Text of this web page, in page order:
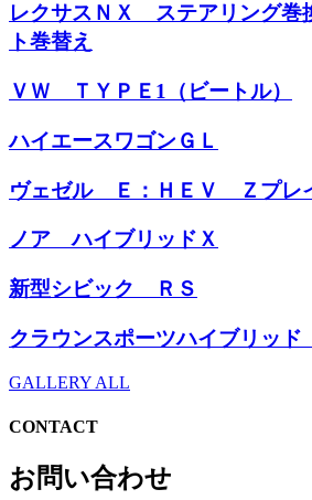
レクサスＮＸ ステアリング巻
ト巻替え
ＶＷ ＴＹＰＥ1（ビートル）
ハイエースワゴンＧＬ
ヴェゼル Ｅ：ＨＥＶ Ｚプレ
ノア ハイブリッドＸ
新型シビック ＲＳ
クラウンスポーツハイブリッ
GALLERY ALL
CONTACT
お問い合わせ